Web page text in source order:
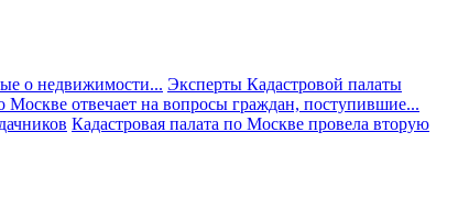
о недвижимости... Эксперты Кадастровой палаты
Москве отвечает на вопросы граждан, поступившие...
Кадастровая палата по Москве провела вторую